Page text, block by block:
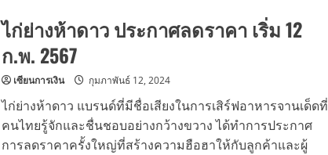
ไก่ย่างห้าดาว ประกาศลดราคา เริ่ม 12
ก.พ. 2567
เซียนการเงิน กุมภาพันธ์ 12, 2024
ไก่ย่างห้าดาว แบรนด์ที่มีชื่อเสียงในการเสิร์ฟอาหารจานเด็ดที่
คนไทยรู้จักและชื่นชอบอย่างกว้างขวาง ได้ทำการประกาศ
การลดราคาครั้งใหญ่ที่สร้างความฮือฮาให้กับลูกค้าและผู้